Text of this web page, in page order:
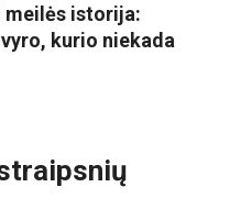
meilės istorija:
kurio niekada